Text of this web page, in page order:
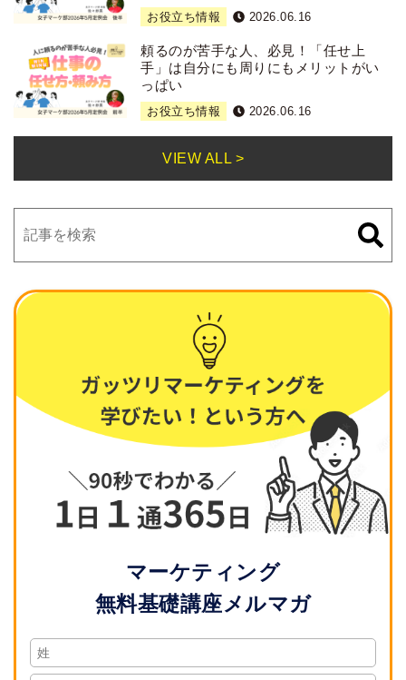
お役立ち情報 2026.06.16
頼るのが苦手な人、必見！「任せ上
手」は自分にも周りにもメリットがい
っぱい
お役立ち情報 2026.06.16
VIEW ALL >
索:
マーケティング
無料基礎講座メルマガ